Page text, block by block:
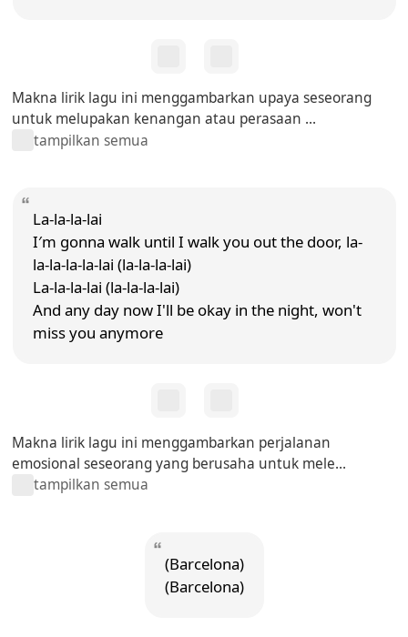
Makna lirik lagu ini menggambarkan upaya seseorang
untuk melupakan kenangan atau perasaan ...
tampilkan semua
La-la-la-lai
I′m gonna walk until I walk you out the door, la-
la-la-la-la-lai (la-la-la-lai)
La-la-la-lai (la-la-la-lai)
And any day now I'll be okay in the night, won't
miss you anymore
Makna lirik lagu ini menggambarkan perjalanan
emosional seseorang yang berusaha untuk mele...
tampilkan semua
(Barcelona)
(Barcelona)